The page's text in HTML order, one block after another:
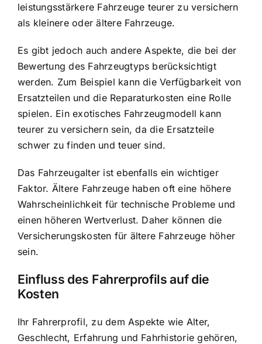
leistungsstärkere Fahrzeuge teurer zu versichern
als kleinere oder ältere Fahrzeuge.
Es gibt jedoch auch andere Aspekte, die bei der
Bewertung des Fahrzeugtyps berücksichtigt
werden. Zum Beispiel kann die Verfügbarkeit von
Ersatzteilen und die Reparaturkosten eine Rolle
spielen. Ein exotisches Fahrzeugmodell kann
teurer zu versichern sein, da die Ersatzteile
schwer zu finden und teuer sind.
Das Fahrzeugalter ist ebenfalls ein wichtiger
Faktor. Ältere Fahrzeuge haben oft eine höhere
Wahrscheinlichkeit für technische Probleme und
einen höheren Wertverlust. Daher können die
Versicherungskosten für ältere Fahrzeuge höher
sein.
Einfluss des Fahrerprofils auf die
Kosten
Ihr Fahrerprofil, zu dem Aspekte wie Alter,
Geschlecht, Erfahrung und Fahrhistorie gehören,